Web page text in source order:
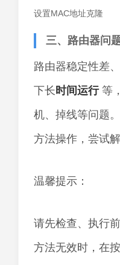
设置MAC地址克隆
三、路由器问
路由器稳定性差
下长时间运行等
机、掉线等问题
方法操作，尝试解
温馨提示：
请先检查、执行
方法无效时，在